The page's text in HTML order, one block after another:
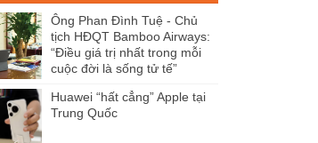
Ông Phan Đình Tuệ - Chủ
tịch HĐQT Bamboo Airways:
“Điều giá trị nhất trong mỗi
cuộc đời là sống tử tế”
Huawei “hất cẳng” Apple tại
Trung Quốc